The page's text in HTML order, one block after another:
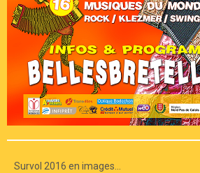
Survol 2016 en images...